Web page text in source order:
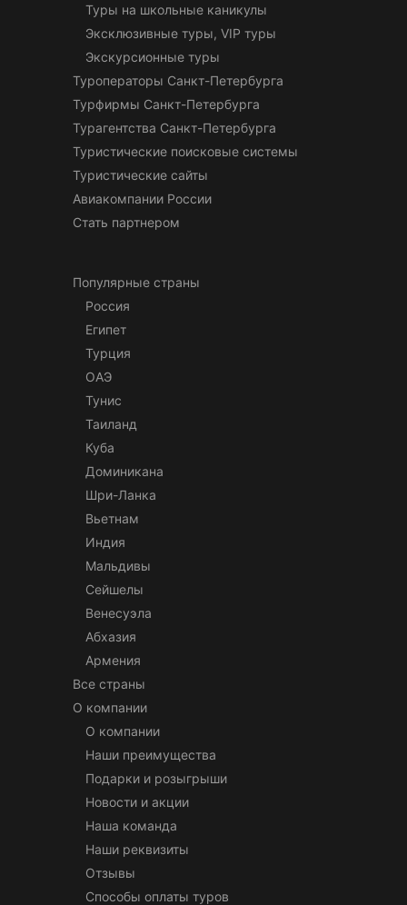
Туры на школьные каникулы
Эксклюзивные туры, VIP туры
Экскурсионные туры
Туроператоры Санкт-Петербурга
Турфирмы Санкт-Петербурга
Турагентства Санкт-Петербурга
Туристические поисковые системы
Туристические сайты
Авиакомпании России
Стать партнером
Популярные страны
Россия
Египет
Турция
ОАЭ
Тунис
Таиланд
Куба
Доминикана
Шри-Ланка
Вьетнам
Индия
Мальдивы
Сейшелы
Венесуэла
Абхазия
Армения
Все страны
О компании
О компании
Наши преимущества
Подарки и розыгрыши
Новости и акции
Наша команда
Наши реквизиты
Отзывы
Способы оплаты туров